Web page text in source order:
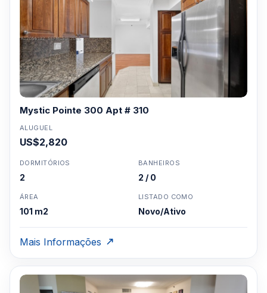
Mystic Pointe 300 Apt # 310
ALUGUEL
US$2,820
DORMITÓRIOS
2
BANHEIROS
2 / 0
ÁREA
101 m2
LISTADO COMO
Novo/Ativo
Mais Informações